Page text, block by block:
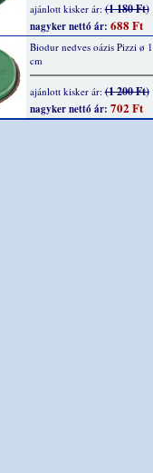
ajánlott kisker ár:(1 180 Ft)
nagyker nettó ár: 688 Ft
Biodur nedves oázis Pizzi ø
cm
ajánlott kisker ár:(1 200 Ft)
nagyker nettó ár: 702 Ft